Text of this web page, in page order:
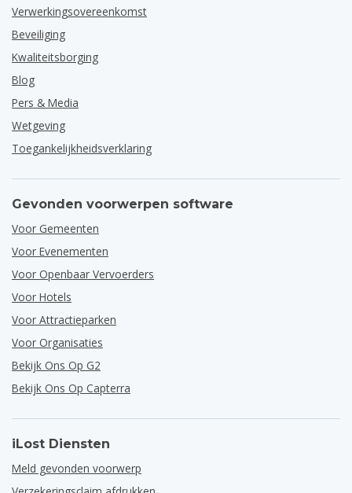
Verwerkingsovereenkomst
Beveiliging
Kwaliteitsborging
Blog
Pers & Media
Wetgeving
Toegankelijkheidsverklaring
Gevonden voorwerpen software
Voor Gemeenten
Voor Evenementen
Voor Openbaar Vervoerders
Voor Hotels
Voor Attractieparken
Voor Organisaties
Bekijk Ons Op G2
Bekijk Ons Op Capterra
iLost Diensten
Meld gevonden voorwerp